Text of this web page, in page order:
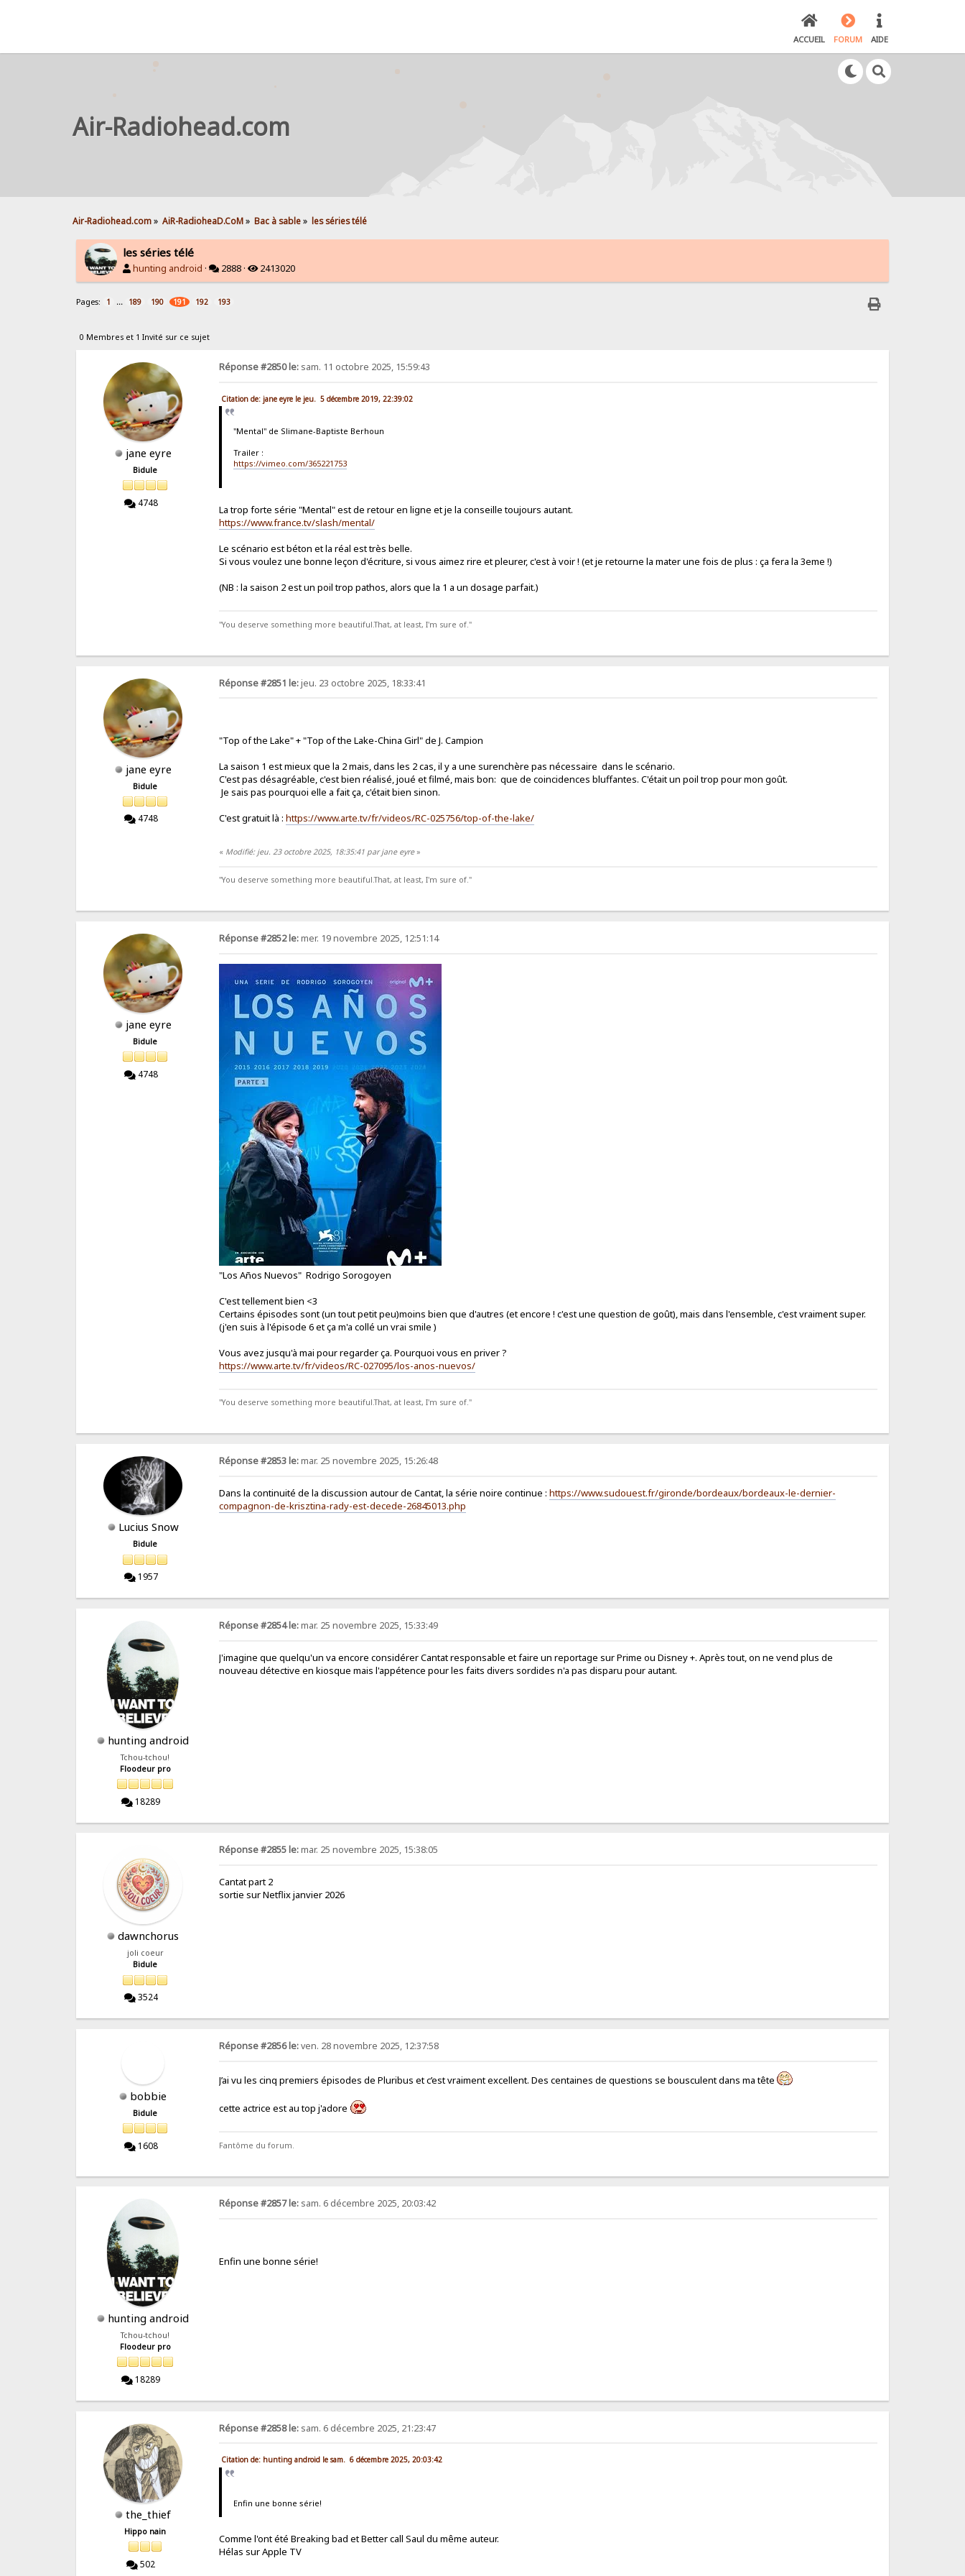
ACCUEIL FORUM AIDE
Air-Radiohead.com
Air-Radiohead.com» AiR-RadioheaD.CoM» Bac à sable» les séries télé
les séries télé
hunting android · 2888 · 2413020
Pages: 1 ... 189 190 191 192 193
0 Membres et 1 Invité sur ce sujet
jane eyre
Bidule
4748
Réponse #2850 le: sam. 11 octobre 2025, 15:59:43
Citation de: jane eyre le jeu. 5 décembre 2019, 22:39:02
"Mental" de Slimane-Baptiste Berhoun
Trailer :
https://vimeo.com/365221753
La trop forte série "Mental" est de retour en ligne et je la conseille toujours autant.
https://www.france.tv/slash/mental/
Le scénario est béton et la réal est très belle.
Si vous voulez une bonne leçon d'écriture, si vous aimez rire et pleurer, c'est à voir ! (et je retourne la mater une fois de plus : ça fera la 3eme !)
(NB : la saison 2 est un poil trop pathos, alors que la 1 a un dosage parfait.)
"You deserve something more beautiful.That, at least, I'm sure of."
jane eyre
Bidule
4748
Réponse #2851 le:jeu. 23 octobre 2025, 18:33:41
"Top of the Lake" + "Top of the Lake-China Girl" de J. Campion
La saison 1 est mieux que la 2 mais, dans les 2 cas, il y a une surenchère pas nécessaire dans le scénario.
C'est pas désagréable, c'est bien réalisé, joué et filmé, mais bon: que de coincidences bluffantes. C'était un poil trop pour mon goût.
Je sais pas pourquoi elle a fait ça, c'était bien sinon.
C'est gratuit là :https://www.arte.tv/fr/videos/RC-025756/top-of-the-lake/
« Modifié: jeu. 23 octobre 2025, 18:35:41 par jane eyre»
"You deserve something more beautiful.That, at least, I'm sure of."
jane eyre
Bidule
4748
Réponse #2852 le:mer. 19 novembre 2025, 12:51:14
"Los Años Nuevos" Rodrigo Sorogoyen
C'est tellement bien <3
Certains épisodes sont (un tout petit peu)moins bien que d'autres (et encore ! c'est une question de goût), mais dans l'ensemble, c'est vraiment super.
(j'en suis à l'épisode 6 et ça m'a collé un vrai smile )
Vous avez jusqu'à mai pour regarder ça. Pourquoi vous en priver ?
https://www.arte.tv/fr/videos/RC-027095/los-anos-nuevos/
"You deserve something more beautiful.That, at least, I'm sure of."
Lucius Snow
Bidule
1957
Réponse #2853 le:mar. 25 novembre 2025, 15:26:48
Dans la continuité de la discussion autour de Cantat, la série noire continue :https://www.sudouest.fr/gironde/bordeaux/bordeaux-le-dernier-
compagnon-de-krisztina-rady-est-decede-26845013.php
hunting android
Tchou-tchou!
Floodeur pro
18289
Réponse #2854 le:mar. 25 novembre 2025, 15:33:49
J'imagine que quelqu'un va encore considérer Cantat responsable et faire un reportage sur Prime ou Disney +. Après tout, on ne vend plus de
nouveau détective en kiosque mais l'appétence pour les faits divers sordides n'a pas disparu pour autant.
dawnchorus
joli coeur
Bidule
3524
Réponse #2855 le:mar. 25 novembre 2025, 15:38:05
Cantat part 2
sortie sur Netflix janvier 2026
bobbie
Bidule
1608
Réponse #2856 le:ven. 28 novembre 2025, 12:37:58
J’ai vu les cinq premiers épisodes de Pluribus et c’est vraiment excellent. Des centaines de questions se bousculent dans ma tête
cette actrice est au top j'adore
Fantôme du forum.
hunting android
Tchou-tchou!
Floodeur pro
18289
Réponse #2857 le: sam. 6 décembre 2025, 20:03:42
Enfin une bonne série!
the_thief
Hippo nain
502
Réponse #2858 le: sam. 6 décembre 2025, 21:23:47
Citation de: hunting android le sam. 6 décembre 2025, 20:03:42
Enfin une bonne série!
Comme l'ont été Breaking bad et Better call Saul du même auteur.
Hélas sur Apple TV